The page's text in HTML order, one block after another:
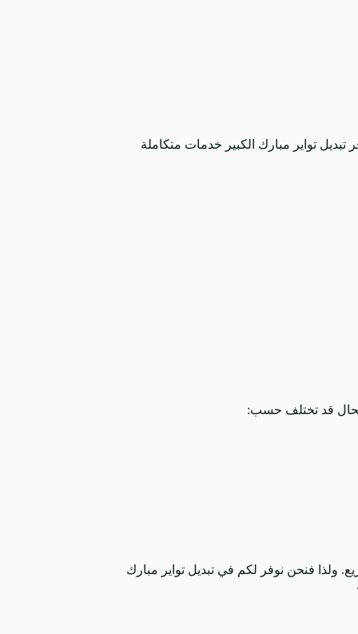
تواير مبارك الكبير خدمات متكاملة
ولذا فنحن نوفر لكم في تبديل تواير مبارك